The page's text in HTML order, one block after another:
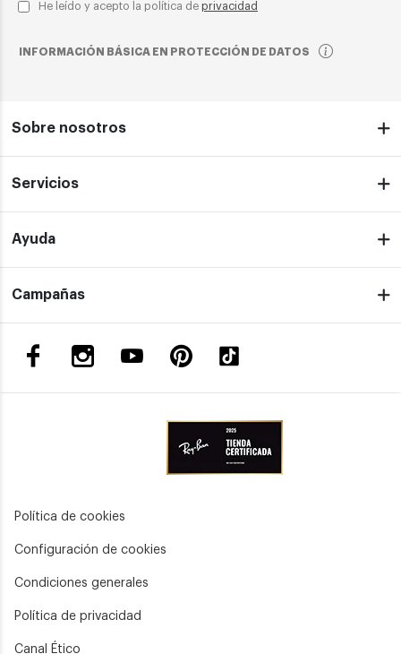
He leído y acepto la política de privacidad
INFORMACIÓN BÁSICA EN PROTECCIÓN DE DATOS
Sobre nosotros
Servicios
Ayuda
Campañas
Política de cookies
Configuración de cookies
Condiciones generales
Política de privacidad
Canal Ético